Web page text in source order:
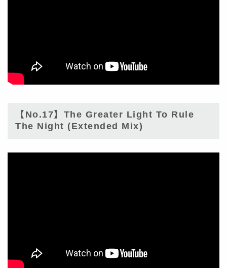
【No.17】The Greater Light To Rule
The Night (Extended Mix)